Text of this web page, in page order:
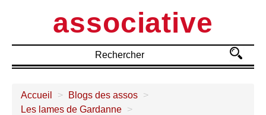
associative
Accueil > Blogs des assos >
Les lames de Gardanne >